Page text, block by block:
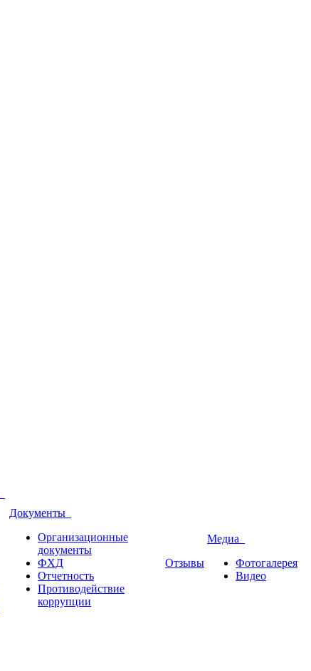
Документы
Организационные
документы
ФХД
Отчетность
Противодействие
коррупции
Отзывы
Медиа
Фотогалерея
Видео